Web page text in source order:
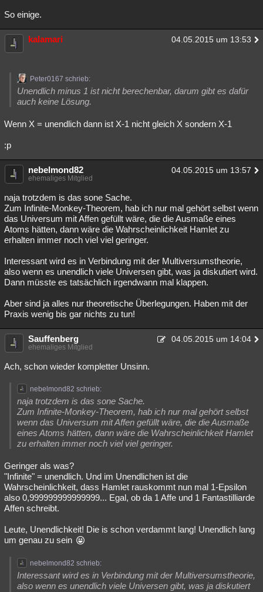
So einige.
kalamari 04.05.2015 um 13:53
Peter0167 schrieb:
Unendlich minus 1 ist nicht berechenbar, darum gibt es dafür
auch keine Lösung.
Wenn X = unendlich dann ist X-1 nicht gleich X sondern X-1
:p
nebelmond82 04.05.2015 um 13:57
ehemaliges Mitglied
naja trotzdem is das sone Sache.
Zum Infinite-Monkey-Theorem, hab ich nur mal gehört selbst wenn
das Universum mit Affen gefüllt wäre, die die Ausmaße eines
Atoms hätten, dann wäre die Wahrscheinlichkeit Hamlet zu
erhalten immer noch viel viel geringer.
Interessant wird es in Verbindung mit der Multiversumstheorie,
also wenn es unendlich viele Universen gibt, was ja diskutiert wird.
Dann müsste es tatsächlich irgendwann mal klappen.
Aber sind ja alles nur theoretische Überlegungen. Haben mit der
Praxis wenig bis gar nichts zu tun!
Sauffenberg 04.05.2015 um 14:04
ehemaliges Mitglied
Ach, schon wieder kompletter Unsinn.
nebelmond82 schrieb:
naja trotzdem is das sone Sache.
Zum Infinite-Monkey-Theorem, hab ich nur mal gehört selbst
wenn das Universum mit Affen gefüllt wäre, die die Ausmaße
eines Atoms hätten, dann wäre die Wahrscheinlichkeit Hamlet
zu erhalten immer noch viel viel geringer.
Geringer als was?
"Infinite" = unendlich. Und im Unendlichen ist die
Wahrscheinlichkeit, dass Hamlet rauskommt nun mal 1-Epsilon
also 0,999999999999999... Egal, ob da 1 Affe und 1 Fantastilliarde
Affen schreibt.
Leute, Unendlichkeit! Die is schon verdammt lang! Unendlich lang
um genau zu sein
nebelmond82 schrieb:
Interessant wird es in Verbindung mit der Multiversumstheorie,
also wenn es unendlich viele Universen gibt, was ja diskutiert